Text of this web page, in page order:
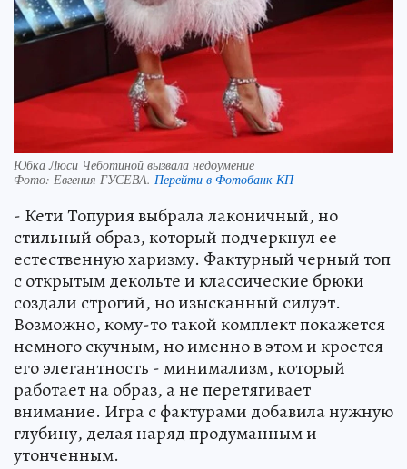
Юбка Люси Чеботиной вызвала недоумение
Фото: Евгения ГУСЕВА. Перейти в Фотобанк КП
- Кети Топурия выбрала лаконичный, но
стильный образ, который подчеркнул ее
естественную харизму. Фактурный черный топ
с открытым декольте и классические брюки
создали строгий, но изысканный силуэт.
Возможно, кому-то такой комплект покажется
немного скучным, но именно в этом и кроется
его элегантность - минимализм, который
работает на образ, а не перетягивает
внимание. Игра с фактурами добавила нужную
глубину, делая наряд продуманным и
утонченным.